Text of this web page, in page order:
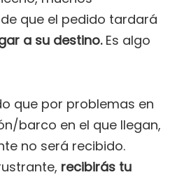
que el pedido tardará
a su destino.Es algo
que por problemas en
barco en el que llegan,
no será recibido.
recibirás tu